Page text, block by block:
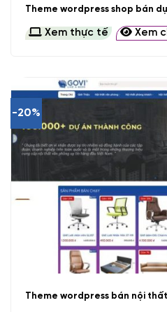
Theme wordpress shop bán
Xem thực tế Xem
-20%
Theme wordpress bán nội